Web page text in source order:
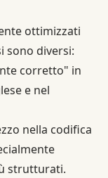
ottimizzati
sono diversi:
corretto" in
e nel
nella codifica
strutturati.